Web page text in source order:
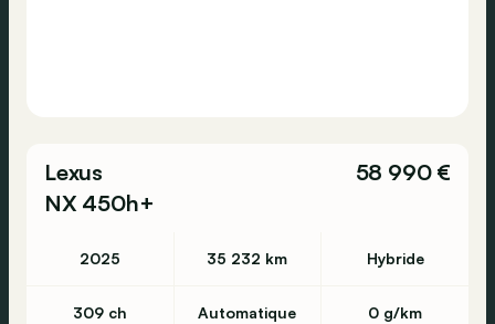
Lexus
NX 450h+
58 990 €
2025 35 232 km Hybride
309 ch Automatique 0 g/km